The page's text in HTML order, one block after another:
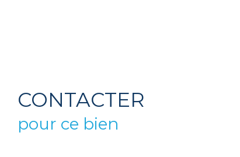
CONTACTER
pour ce bien